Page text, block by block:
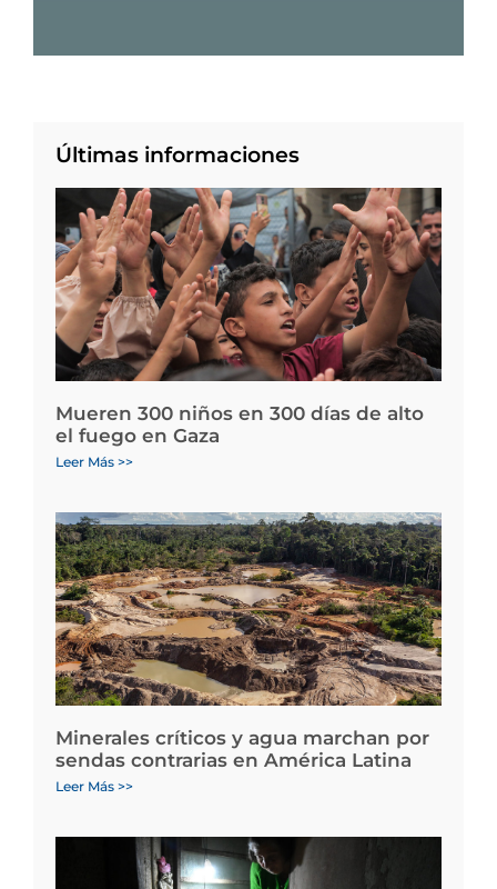
Últimas informaciones
Mueren 300 niños en 300 días de alto
el fuego en Gaza
Leer Más >>
Minerales críticos y agua marchan por
sendas contrarias en América Latina
Leer Más >>